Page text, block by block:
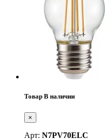
Товар В наличии
×
Арт: N7PV70ELC